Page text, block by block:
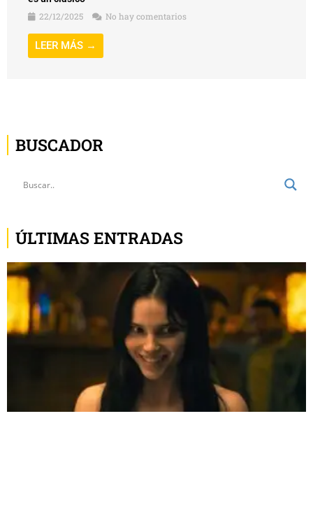
22/12/2025
No hay comentarios
LEER MÁS →
BUSCADOR
ÚLTIMAS ENTRADAS